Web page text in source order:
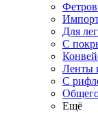
Для
С
Ленты
С
Ещё